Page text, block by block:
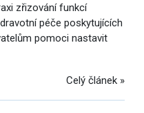
zřizování funkcí
péče poskytujících
pomoci nastavit
Celý článek »